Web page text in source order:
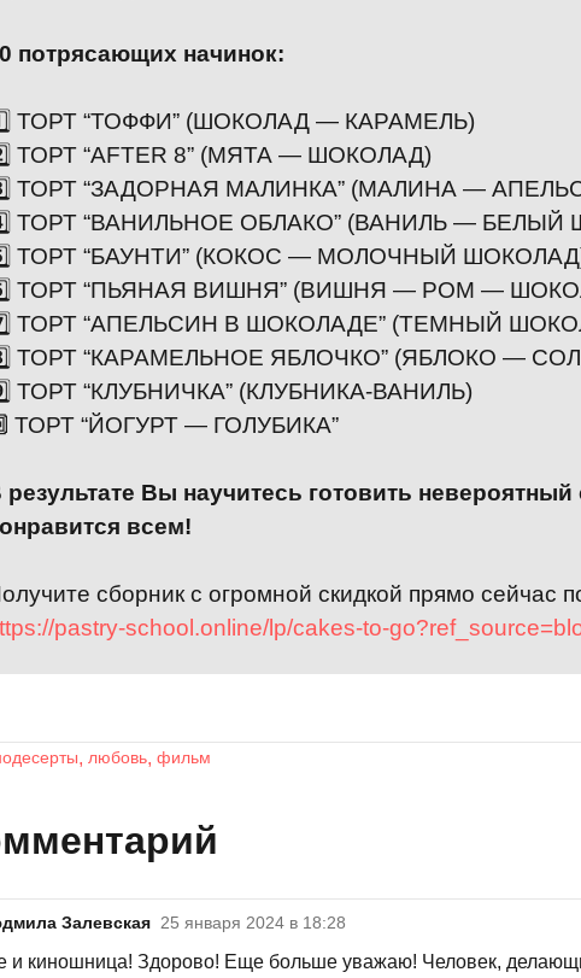
потрясающих начинок:
ТОРТ “ТОФФИ” (ШОКОЛАД — КАРАМЕЛЬ)
ТОРТ “AFTER 8” (МЯТА — ШОКОЛАД)
ТОРТ “ЗАДОРНАЯ МАЛИНКА” (МАЛИНА —
ТОРТ “ВАНИЛЬНОЕ ОБЛАКО” (ВАНИЛЬ — БЕЛЫЙ
ТОРТ “БАУНТИ” (КОКОС — МОЛОЧНЫЙ
ТОРТ “ПЬЯНАЯ ВИШНЯ” (ВИШНЯ — РОМ —
ТОРТ “АПЕЛЬСИН В ШОКОЛАДЕ” (ТЕМНЫЙ
ТОРТ “КАРАМЕЛЬНОЕ ЯБЛОЧКО” (ЯБЛОКО —
ТОРТ “КЛУБНИЧКА” (КЛУБНИКА-ВАНИЛЬ)
ТОРТ “ЙОГУРТ — ГОЛУБИКА”
результате Вы научитесь готовить
всем!
сборник с огромной скидкой прямо сейчас
pastry-school.online/lp/cakes-to-
любовь фильм
Залевская 25 января 2024 в 18:28
и киношница! Здорово! Еще больше уважаю! Человек,